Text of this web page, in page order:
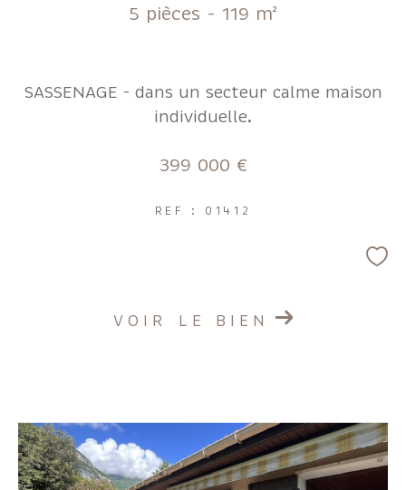
5 pièces - 119 m²
SASSENAGE - dans un secteur calme maison
individuelle.
399 000 €
REF : 01412
VOIR LE BIEN